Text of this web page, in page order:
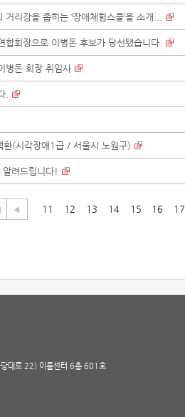
리감을 좁히는 ‘장애체험스쿨’을 소개...
회장으로 이병돈 후보가 당선됐습니다.
병돈 회장 취임사
.
(시각장애1급 / 서울시 노원구)
려드립니다!
11 12 13 14 15 16 17
대로 22) 이룸센터 6층 601호